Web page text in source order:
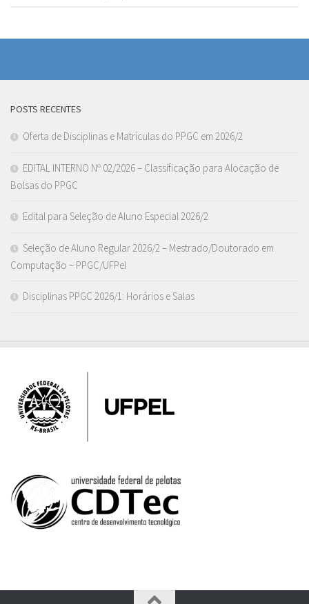
POSTS RECENTES
Oferta de Disciplinas e Matrículas do PPGC em 2026/2
EDITAL INTERNO Nº 02/2026 – Classificação para Alocação de
Bolsas do PPGC
Edital para Seleção de Aluno Especial 2026/2
Seleção de Aluno Regular 2026/2 – Mestrado/Doutorado em
Computação – PPGC/UFPel
Disciplinas PPGC 2026/1: Horários e Salas